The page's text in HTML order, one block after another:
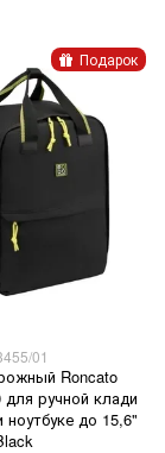
Подарок
01
Roncato
для ручной клади
до 15,6"